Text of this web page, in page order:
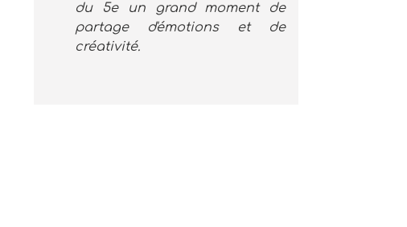
du 5e un grand moment de
partage d'émotions et de
créativité.